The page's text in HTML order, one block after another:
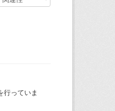
行っていま